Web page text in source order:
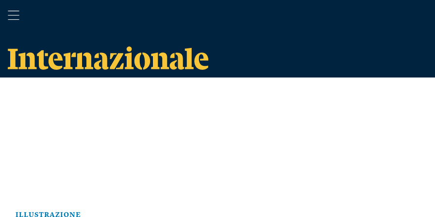
ILLUSTRAZIONE